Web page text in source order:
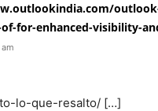
for-enhanced-visibility-
lo-que-resalto/ […]